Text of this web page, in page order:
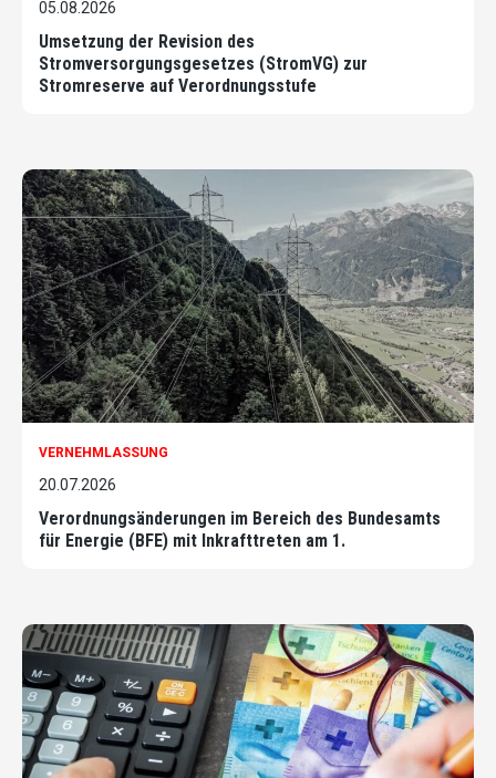
05.08.2026
Umsetzung der Revision des
Stromversorgungsgesetzes (StromVG) zur
Stromreserve auf Verordnungsstufe
VERNEHMLASSUNG
20.07.2026
Verordnungsänderungen im Bereich des Bundesamts
für Energie (BFE) mit Inkrafttreten am 1.